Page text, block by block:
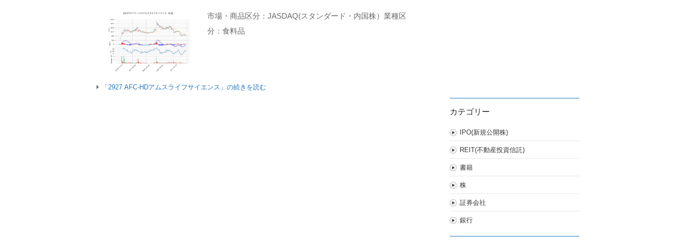
市場・商品区分：JASDAQ(スタンダード・内国株）業種区
分：食料品
「2927 AFC-HDアムスライフサイエンス」の続きを読む
カテゴリー
IPO(新規公開株)
REIT(不動産投資信託)
書籍
株
証券会社
銀行